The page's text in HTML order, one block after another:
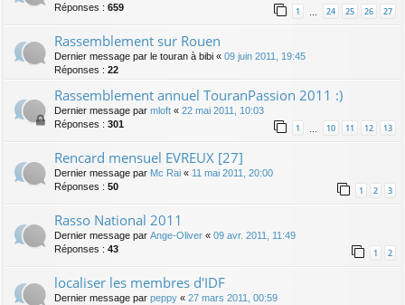
Réponses : 659 1 24 25 26 27
Rassemblement sur Rouen
Dernier message par le touran à bibi « 09 juin 2011, 19:45
Réponses : 22
Rassemblement annuel TouranPassion 2011 :)
Dernier message par mloft « 22 mai 2011, 10:03
Réponses : 301 1 10 11 12 13
Rencard mensuel EVREUX [27]
Dernier message par Mc Rai « 11 mai 2011, 20:00
Réponses : 50 1 2 3
Rasso National 2011
Dernier message par Ange-Oliver « 09 avr. 2011, 11:49
Réponses : 43 1 2
localiser les membres d'IDF
Dernier message par peppy « 27 mars 2011, 00:59